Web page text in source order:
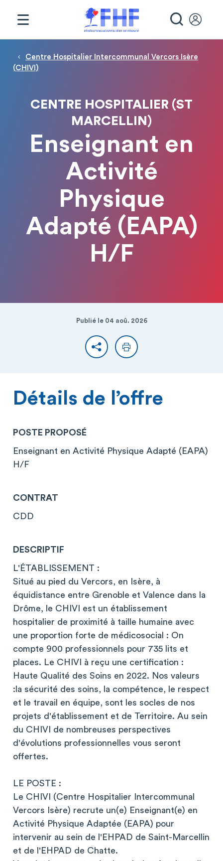
Fil d'Ariane
Centre Hospitalier Intercommunal Vercors Isère
(CHIVI)
CENTRE HOSPITALIER (ST
MARCELLIN)
Enseignant en
Activité
Physique
Adapté (EAPA)
H/F
Publié le 04 aoû. 2026
PartagerImprimer
Détails de l’offre
POSTE PROPOSÉ
Enseignant en Activité Physique Adapté (EAPA)
H/F
CONTRAT
CDD
DESCRIPTIF
L'ÉTABLISSEMENT :
Situé au pied du Vercors, en Isère, à
équidistance entre Grenoble et Valence dans la
Drôme, le CHIVI est un établissement
hospitalier de proximité à taille humaine avec
une proportion forte de médicosocial : On
compte 900 professionnels pour 735 lits et
places. Le CHIVI à reçu une certification :
Haute Qualité des Soins en 2022. Nos valeurs
:la sécurité des soins, la compétence, le respect
et le travail en équipe, sont les socles de nos
projets d'établissement et de Territoire. Au sein
du CHIVI de nombreuses perspectives
d'évolutions professionnelles vous seront
offertes.
LE POSTE :
Le CHIVI (Centre Hospitalier Intercommunal
Vercors Isère) recrute un(e) Enseignant(e) en
Activité Physique Adaptée (EAPA) pour
intervenir au sein de l'EHPAD de Saint-Marcellin
et de l'EHPAD de Chatte.
Panneau de gestion des cookies